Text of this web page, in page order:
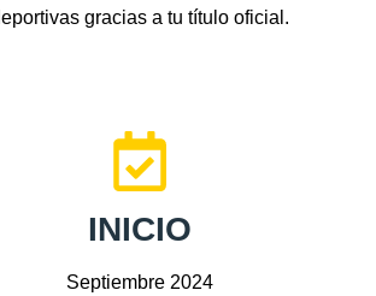
gracias a tu título oficial.
INICIO
Septiembre 2024